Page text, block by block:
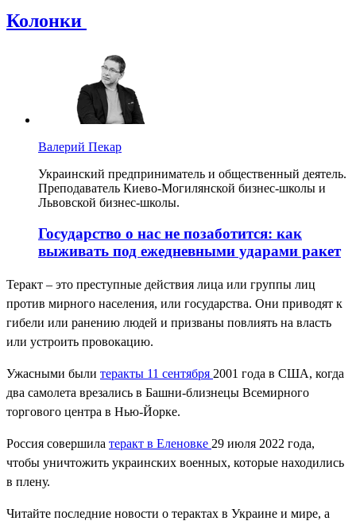
Колонки
Валерий Пекар
Украинский предприниматель и общественный деятель.
Преподаватель Киево-Могилянской бизнес-школы и
Львовской бизнес-школы.
Государство о нас не позаботится: как
выживать под ежедневными ударами ракет
Теракт – это преступные действия лица или группы лиц
против мирного населения, или государства. Они приводят к
гибели или ранению людей и призваны повлиять на власть
или устроить провокацию.
Ужасными были теракты 11 сентября 2001 года в США, когда
два самолета врезались в Башни-близнецы Всемирного
торгового центра в Нью-Йорке.
Россия совершила теракт в Еленовке 29 июля 2022 года,
чтобы уничтожить украинских военных, которые находились
в плену.
Читайте последние новости о терактах в Украине и мире, а